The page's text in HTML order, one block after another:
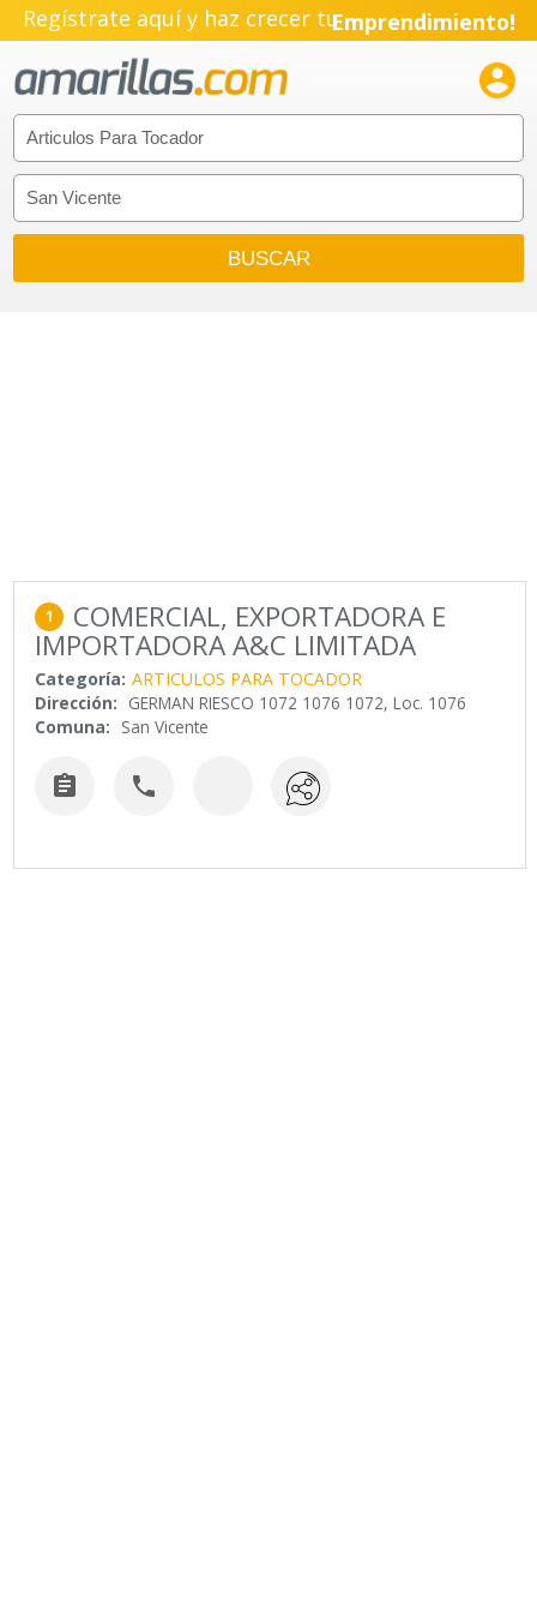
Regístrate aquí y haz crecer tuEmprendimiento!

1 COMERCIAL, EXPORTADORA E
IMPORTADORA A&C LIMITADA
Categoría: ARTICULOS PARA TOCADOR
Dirección: GERMAN RIESCO 1072 1076 1072, Loc. 1076
Comuna: San Vicente
 